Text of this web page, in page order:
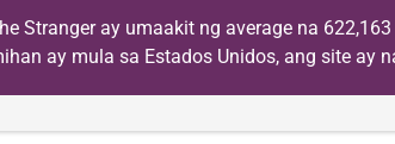
Stranger ay umaakit ng average na
ay mula sa Estados Unidos, ang site ay